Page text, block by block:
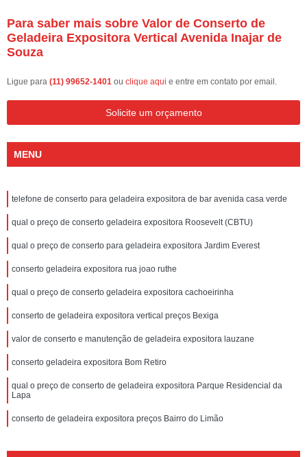
Para saber mais sobre Valor de Conserto de
Geladeira Expositora Vertical Avenida Inajar de
Souza
Ligue para (11) 99652-1401 ou clique aqui e entre em contato por email.
Solicite um orçamento
MENU
telefone de conserto para geladeira expositora de bar avenida casa verde
qual o preço de conserto geladeira expositora Roosevelt (CBTU)
qual o preço de conserto para geladeira expositora Jardim Everest
conserto geladeira expositora rua joao ruthe
qual o preço de conserto geladeira expositora cachoeirinha
conserto de geladeira expositora vertical preços Bexiga
valor de conserto e manutenção de geladeira expositora lauzane
conserto geladeira expositora Bom Retiro
qual o preço de conserto de geladeira expositora Parque Residencial da
Lapa
conserto de geladeira expositora preços Bairro do Limão